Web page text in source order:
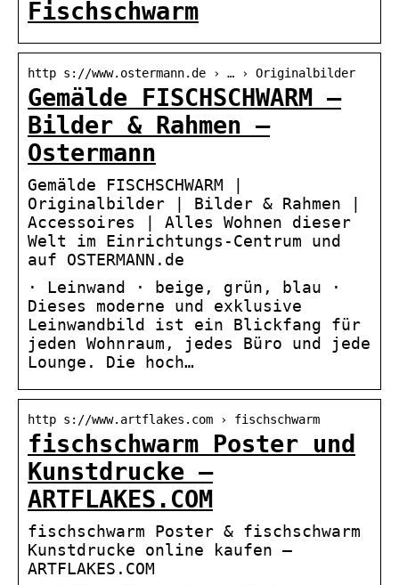
Fischschwarm
http s://www.ostermann.de › … › Originalbilder
Gemälde FISCHSCHWARM –
Bilder & Rahmen –
Ostermann
Gemälde FISCHSCHWARM |
Originalbilder | Bilder & Rahmen |
Accessoires | Alles Wohnen dieser
Welt im Einrichtungs-Centrum und
auf OSTERMANN.de
· Leinwand · beige, grün, blau ·
Dieses moderne und exklusive
Leinwandbild ist ein Blickfang für
jeden Wohnraum, jedes Büro und jede
Lounge. Die hoch…
http s://www.artflakes.com › fischschwarm
fischschwarm Poster und
Kunstdrucke –
ARTFLAKES.COM
fischschwarm Poster & fischschwarm
Kunstdrucke online kaufen –
ARTFLAKES.COM